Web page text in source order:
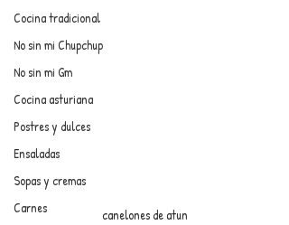
Cocina tradicional
No sin mi Chupchup
No sin mi Gm
Cocina asturiana
Postres y dulces
Ensaladas
Sopas y cremas
Carnes
canelones de atun